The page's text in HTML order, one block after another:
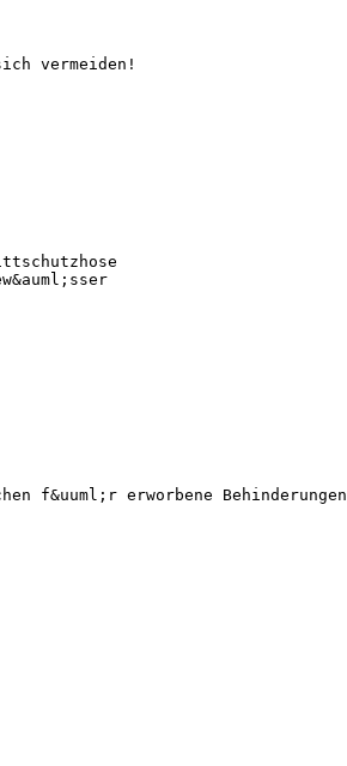
vermeiden!
f&uuml;r erworbene Behinderungen